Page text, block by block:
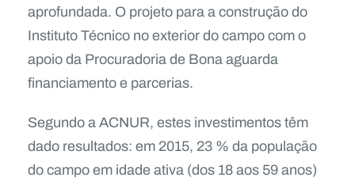
aprofundada. O projeto para a construção do
Instituto Técnico no exterior do campo com o
apoio da Procuradoria de Bona aguarda
financiamento e parcerias.
Segundo a ACNUR, estes investimentos têm
dado resultados: em 2015, 23 % da população
do campo em idade ativa (dos 18 aos 59 anos)